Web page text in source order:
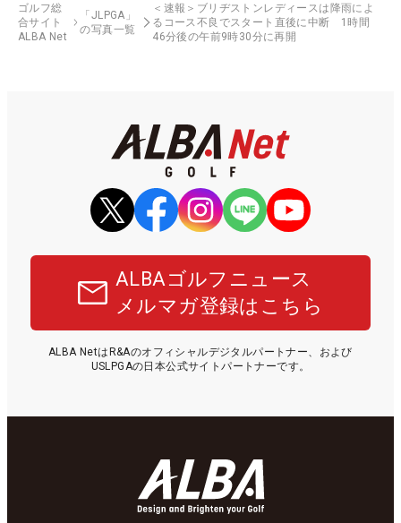
ゴルフ総
合サイト
ALBA Net
「JLPGA」
の写真一覧
＜速報＞ブリヂストンレディースは降雨によ
るコース不良でスタート直後に中断 1時間
46分後の午前9時30分に再開
ALBAゴルフニュース
メルマガ登録はこちら
ALBA NetはR&Aのオフィシャルデジタルパートナー、および
USLPGAの日本公式サイトパートナーです。